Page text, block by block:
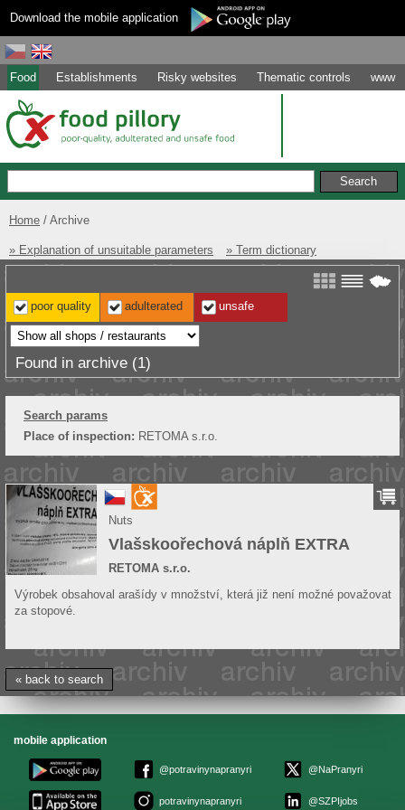
Download the mobile application
Food Establishments Risky websites Thematic controls www
Home Archive
» Explanation of unsuitable parameters » Term dictionary
poor quality adulterated unsafe
Found in archive (1)
Search params
Place of inspection: RETOMA s.r.o.
Nuts
Vlašskoořechová náplň EXTRA
RETOMA s.r.o.
Výrobek obsahoval arašídy v množství, která již není možné považovat
za stopové.
« back to search
mobile application
@potravinynapranyri
potravinynapranyri
@NaPranyri
@SZPIjobs